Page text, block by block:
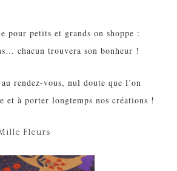
pour petits et grands on shoppe :
chacun trouvera son bonheur !
rendez-vous, nul doute que l’on
et à porter longtemps nos créations !
Fleurs